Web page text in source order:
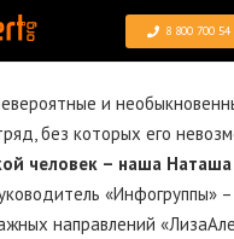
8 800 700 54
и
без которых его
человек – наша
«Инфогруппы»
направлений